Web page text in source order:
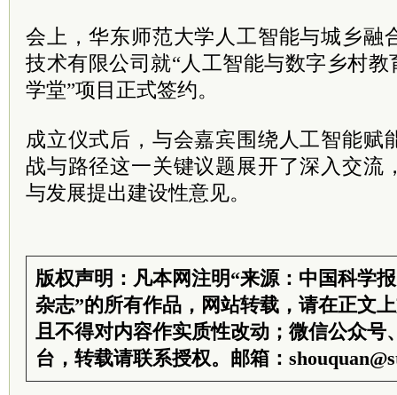
会上，华东师范大学人工智能与城乡融
技术有限公司就“人工智能与数字乡村教
学堂”项目正式签约。
成立仪式后，与会嘉宾围绕人工智能赋
战与路径这一关键议题展开了深入交流
与发展提出建设性意见。
版权声明：凡本网注明“来源：中国科学
杂志”的所有作品，网站转载，请在正文
且不得对内容作实质性改动；微信公众号
台，转载请联系授权。邮箱：